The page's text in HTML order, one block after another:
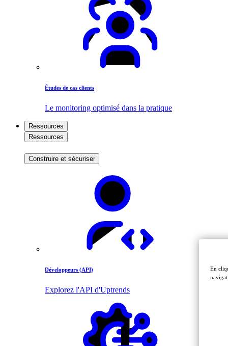
Études de cas clients
Le monitoring optimisé dans la pratique
Ressources
Ressources
Construire et sécuriser
Développeurs (API)
Explorez l'API d'Uptrends
En